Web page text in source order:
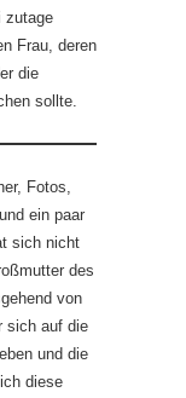
zutage
Frau, deren
die
sollte.
Fotos,
ein paar
sich nicht
des
von
sich auf die
und die
diese